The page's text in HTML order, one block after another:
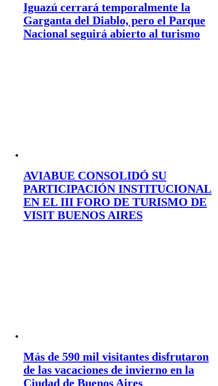
Iguazú cerrará temporalmente la
Garganta del Diablo, pero el Parque
Nacional seguirá abierto al turismo
AVIABUE CONSOLIDÓ SU
PARTICIPACIÓN INSTITUCIONAL
EN EL III FORO DE TURISMO DE
VISIT BUENOS AIRES
Más de 590 mil visitantes disfrutaron
de las vacaciones de invierno en la
Ciudad de Buenos Aires